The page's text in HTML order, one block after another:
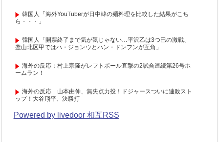
韓国人「海外YouTuberが日中韓の麺料理を比較した結果がこち
ら・・・」
韓国人「開票終了まで気が気じゃない…平沢乙は3つ巴の激戦、
釜山北区甲ではハ・ジョンウとハン・ドンフンが互角」
海外の反応：村上宗隆がレフトポール直撃の2試合連続第26号ホ
ームラン！
海外の反応 山本由伸、無失点力投！ドジャースついに連敗スト
ップ！大谷翔平、決勝打
Powered by livedoor 相互RSS